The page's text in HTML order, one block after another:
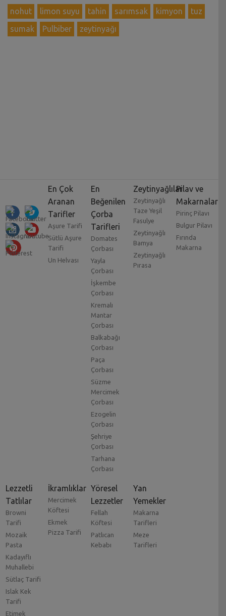
nohut limon suyu tahin sarımsak kimyon
tuz
sumak
Pulbiber zeytinyağı
En Çok
Aranan
Tarifler
Aşure Tarifi
Sütlü Aşure
Tarifi
Un Helvası
En
Beğenilen
Çorba
Tarifleri
Domates
Çorbası
Yayla
Çorbası
İşkembe
Çorbası
Kremalı
Mantar
Çorbası
Balkabağı
Çorbası
Paça
Çorbası
Süzme
Mercimek
Çorbası
Ezogelin
Çorbası
Şehriye
Çorbası
Tarhana
Çorbası
Zeytinyağlılar
Zeytinyağlı
Taze Yeşil
Fasulye
Zeytinyağlı
Bamya
Zeytinyağlı
Pırasa
Pilav ve
Makarnalar
Pirinç Pilavı
Bulgur Pilavı
Fırında
Makarna
Lezzetli
Tatlılar
Browni
Tarifi
Mozaik
Pasta
Kadayıflı
Muhallebi
Sütlaç Tarifi
Islak Kek
Tarifi
Etimek
İkramlıklar
Mercimek
Köftesi
Ekmek
Pizza Tarifi
Yöresel
Lezzetler
Fellah
Köftesi
Patlıcan
Kebabı
Yan
Yemekler
Makarna
Tarifleri
Meze
Tarifleri